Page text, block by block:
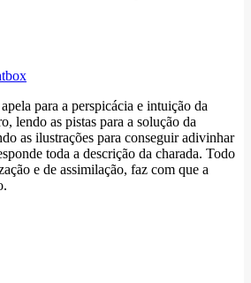
para a perspicácia e intuição da
lendo as pistas para a solução da
as ilustrações para conseguir adivinhar
toda a descrição da charada. Todo
e de assimilação, faz com que a